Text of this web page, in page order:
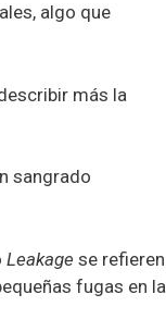
algo que
más la
sangrado
Leakage se refieren
fugas en la